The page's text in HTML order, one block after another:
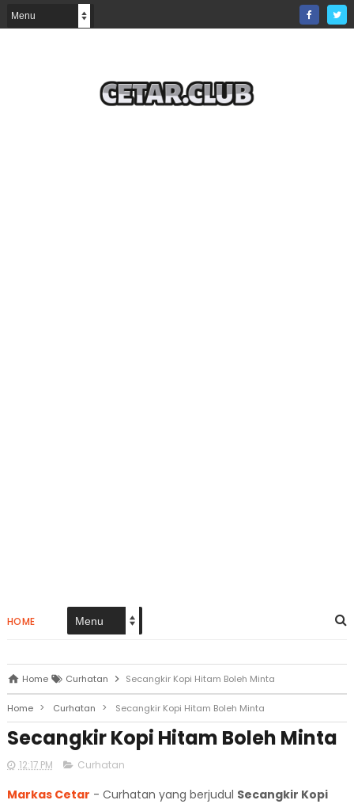
HOME
Home Curhatan Secangkir Kopi Hitam Boleh Minta
Home > Curhatan > Secangkir Kopi Hitam Boleh Minta
Secangkir Kopi Hitam Boleh Minta
12:17 PM Curhatan
Markas Cetar - Curhatan yang berjudul Secangkir Kopi